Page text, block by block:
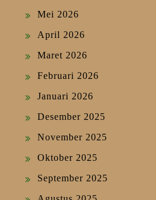
Mei 2026
April 2026
Maret 2026
Februari 2026
Januari 2026
Desember 2025
November 2025
Oktober 2025
September 2025